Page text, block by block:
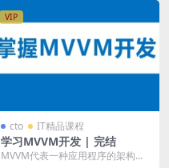
VIP
cto IT精品课程
学习MVVM开发 | 完结
MVVM代表一种应用程序的架构模